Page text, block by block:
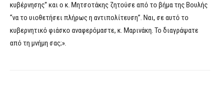
κυβέρνησης” και ο κ. Μητσοτάκης ζητούσε από το βήμα της Βουλής
“να το υιοθετήσει πλήρως η αντιπολίτευση”. Ναι, σε αυτό το
κυβερνητικό φιάσκο αναφερόμαστε, κ. Μαρινάκη. Το διαγράψατε
από τη μνήμη σας;».